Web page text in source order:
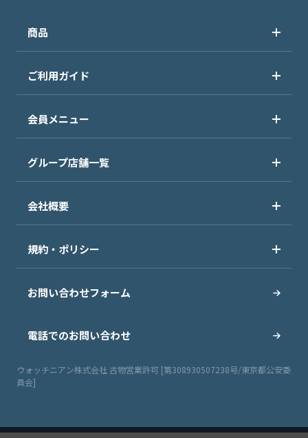
商品
ご利用ガイド
会員メニュー
グループ店舗一覧
会社概要
規約・ポリシー
お問い合わせフォーム
電話でのお問い合わせ
ウォッチニアン株式会社 古物営業許可 [第308930507238号/東京都公安委
員会]